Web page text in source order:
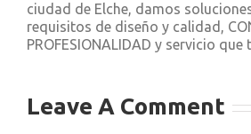
ciudad de Elche, damos
requisitos de diseño y calidad,
PROFESIONALIDAD y servicio
Leave A Comment